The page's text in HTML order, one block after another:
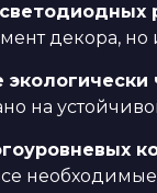
светодиодных
декора, но
на